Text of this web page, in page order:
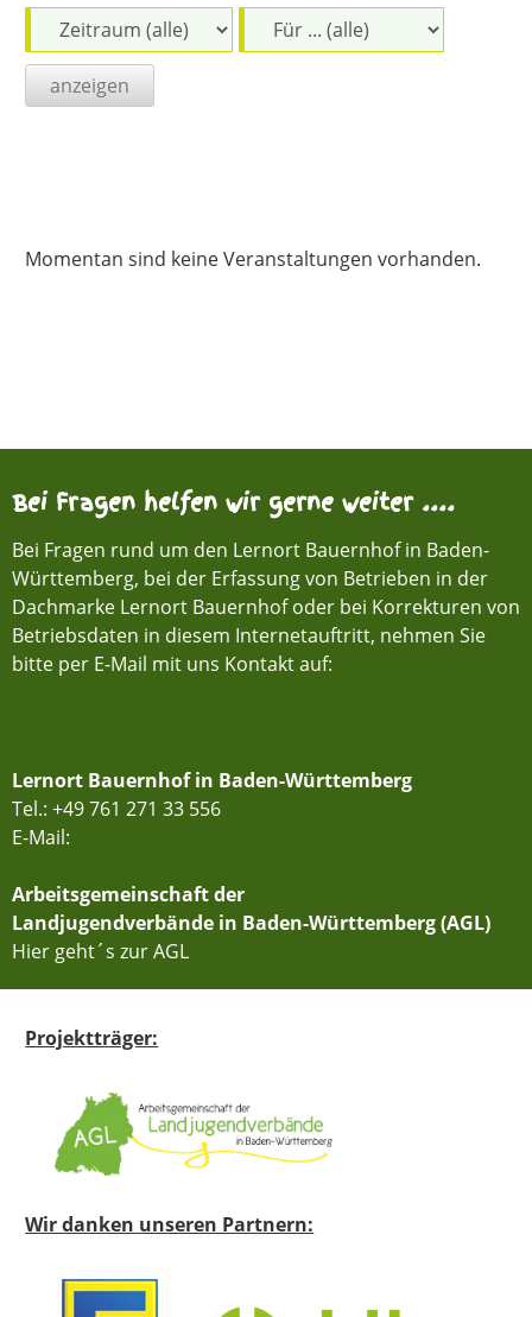
Momentan sind keine Veranstaltungen vorhanden.
Bei Fragen helfen wir gerne weiter ....
Bei Fragen rund um den Lernort Bauernhof in Baden-
Württemberg, bei der Erfassung von Betrieben in der
Dachmarke Lernort Bauernhof oder bei Korrekturen von
Betriebsdaten in diesem Internetauftritt, nehmen Sie
bitte per E-Mail mit uns Kontakt auf:
Lernort Bauernhof in Baden-Württemberg
Tel.: +49 761 271 33 556
E-Mail:
Arbeitsgemeinschaft der
Landjugendverbände in Baden-Württemberg (AGL)
Hier geht´s zur AGL
Projektträger:
Wir danken unseren Partnern: